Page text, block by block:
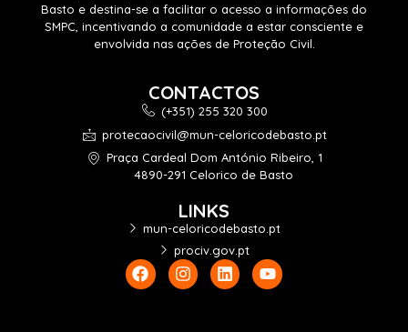
Basto e destina-se a facilitar o acesso a informações do
SMPC, incentivando a comunidade a estar consciente e
envolvida nas ações de Proteção Civil.
CONTACTOS
(+351) 255 320 300
protecaocivil@mun-celoricodebasto.pt
Praça Cardeal Dom António Ribeiro, 1
4890-291 Celorico de Basto
LINKS
mun-celoricodebasto.pt
prociv.gov.pt